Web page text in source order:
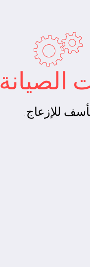
الصيانة
للإزعاج.